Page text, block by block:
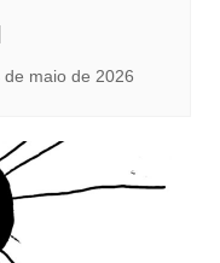
de maio de 2026